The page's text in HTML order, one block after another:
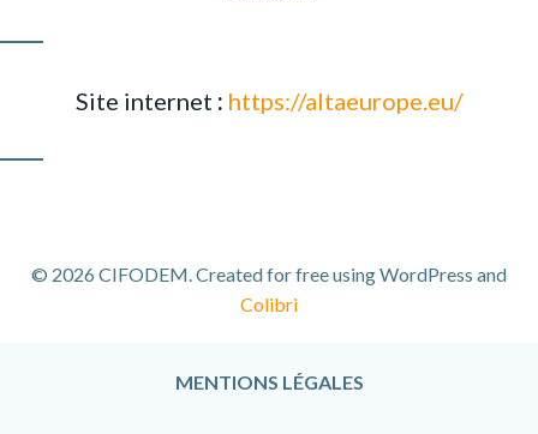
Site internet : https://altaeurope.eu/
© 2026 CIFODEM. Created for free using WordPress and
Colibri
MENTIONS LÉGALES